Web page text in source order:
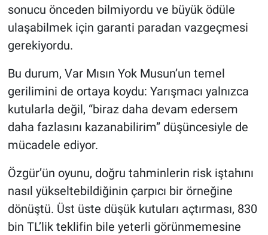
sonucu önceden bilmiyordu ve büyük ödüle
ulaşabilmek için garanti paradan vazgeçmesi
gerekiyordu.
Bu durum, Var Mısın Yok Musun’un temel
gerilimini de ortaya koydu: Yarışmacı yalnızca
kutularla değil, “biraz daha devam edersem
daha fazlasını kazanabilirim” düşüncesiyle de
mücadele ediyor.
Özgür’ün oyunu, doğru tahminlerin risk iştahını
nasıl yükseltebildiğinin çarpıcı bir örneğine
dönüştü. Üst üste düşük kutuları açtırması, 830
bin TL’lik teklifin bile yeterli görünmemesine